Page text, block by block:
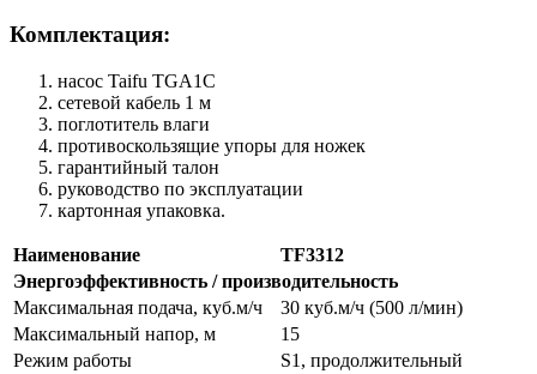
Комплектация:
насос Taifu TGA1C
сетевой кабель 1 м
поглотитель влаги
противоскользящие упоры для ножек
гарантийный талон
руководство по эксплуатации
картонная упаковка.
Наименование
TF3312
Энергоэффективность / производительность
Максимальная подача, куб.м/ч
30 куб.м/ч (500 л/мин)
Максимальный напор, м
15
Режим работы
S1, продолжительный